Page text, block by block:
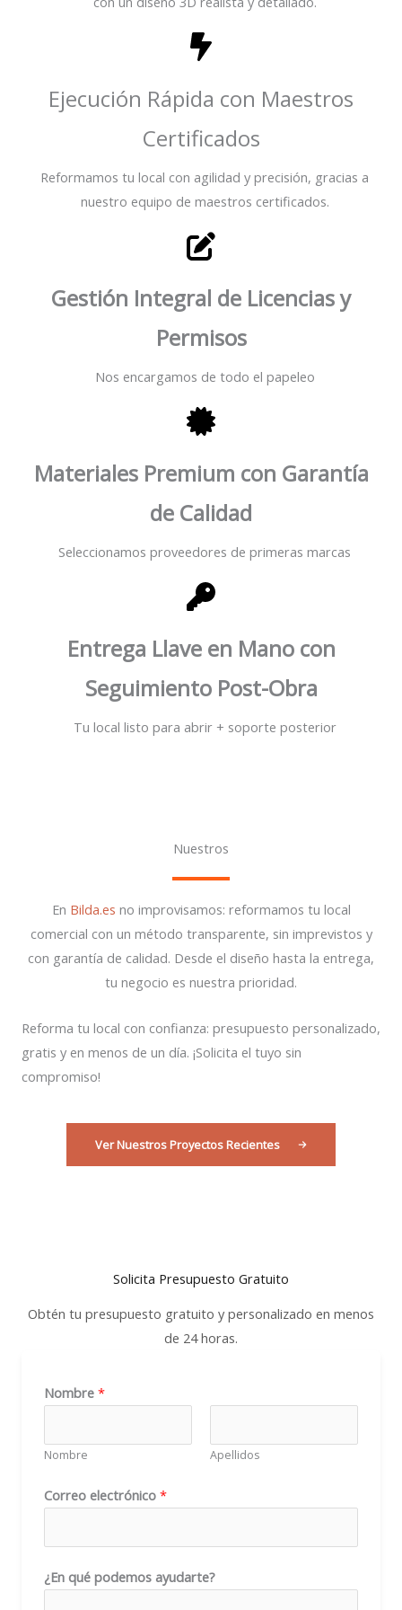
Ejecución Rápida con Maestros
Certificados
Reformamos tu local con agilidad y precisión, gracias a
nuestro equipo de maestros certificados.
Gestión Integral de Licencias y
Permisos
Nos encargamos de todo el papeleo
Materiales Premium con Garantía
de Calidad
Seleccionamos proveedores de primeras marcas
Entrega Llave en Mano con
Seguimiento Post-Obra
Tu local listo para abrir + soporte posterior
Nuestros
En Bilda.es no improvisamos: reformamos tu local
comercial con un método transparente, sin imprevistos y
con garantía de calidad. Desde el diseño hasta la entrega,
tu negocio es nuestra prioridad.
Reforma tu local con confianza: presupuesto personalizado,
gratis y en menos de un día. ¡Solicita el tuyo sin
compromiso!
Ver Nuestros Proyectos Recientes
Solicita Presupuesto Gratuito
Obtén tu presupuesto gratuito y personalizado en menos
de 24 horas.
Nombre *
Nombre Apellidos
e
l
t
Correo electrónico *
¿En qué podemos ayudarte?